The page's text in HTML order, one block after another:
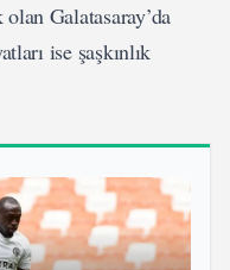
Galatasaray’da
ise şaşkınlık